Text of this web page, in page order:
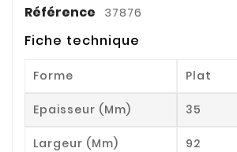
Référence 37876
Fiche technique
Forme Plat
Epaisseur (mm) 35
Largeur (mm) 92